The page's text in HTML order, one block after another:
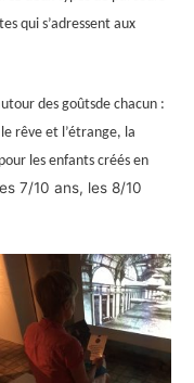
qui s’adressent aux
des goûtsde chacun :
rêve et l’étrange, la
les enfants créés en
7/10 ans, les 8/10